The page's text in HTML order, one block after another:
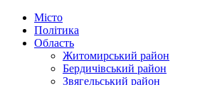
Місто
Політика
Область
Житомирський район
Бердичівський район
Звягельський район